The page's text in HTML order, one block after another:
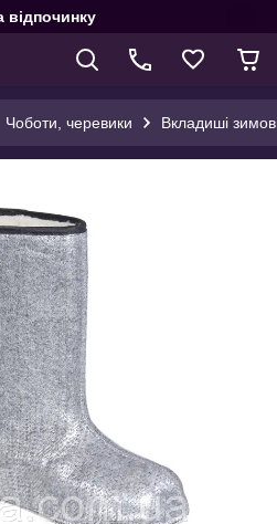
відпочинку
Чоботи, черевики Вкладиші